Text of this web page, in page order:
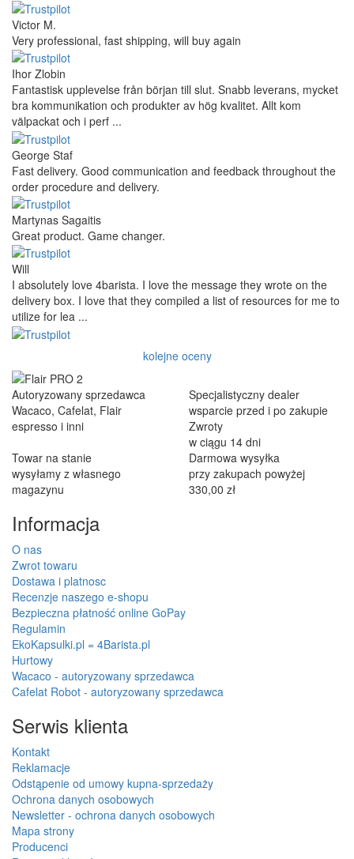
Victor M.
Very professional, fast shipping, will buy again
Ihor Zlobin
Fantastisk upplevelse från början till slut. Snabb leverans, mycket
bra kommunikation och produkter av hög kvalitet. Allt kom
välpackat och i perf ...
George Staf
Fast delivery. Good communication and feedback throughout the
order procedure and delivery.
Martynas Sagaitis
Great product. Game changer.
Will
I absolutely love 4barista. I love the message they wrote on the
delivery box. I love that they compiled a list of resources for me to
utilize for lea ...
kolejne oceny
Autoryzowany sprzedawca
Wacaco, Cafelat, Flair
espresso i inni
Specjalistyczny dealer
wsparcie przed i po zakupie
Zwroty
w ciągu 14 dni
Towar na stanie
wysyłamy z własnego
magazynu
Darmowa wysyłka
przy zakupach powyżej
330,00 zł
Informacja
O nas
Zwrot towaru
Dostawa i platnosc
Recenzje naszego e-shopu
Bezpieczna płatność online GoPay
Regulamin
EkoKapsulki.pl = 4Barista.pl
Hurtowy
Wacaco - autoryzowany sprzedawca
Cafelat Robot - autoryzowany sprzedawca
Serwis klienta
Kontakt
Reklamacje
Odstąpenie od umowy kupna-sprzedaży
Ochrona danych osobowych
Newsletter - ochrona danych osobowych
Mapa strony
Producenci